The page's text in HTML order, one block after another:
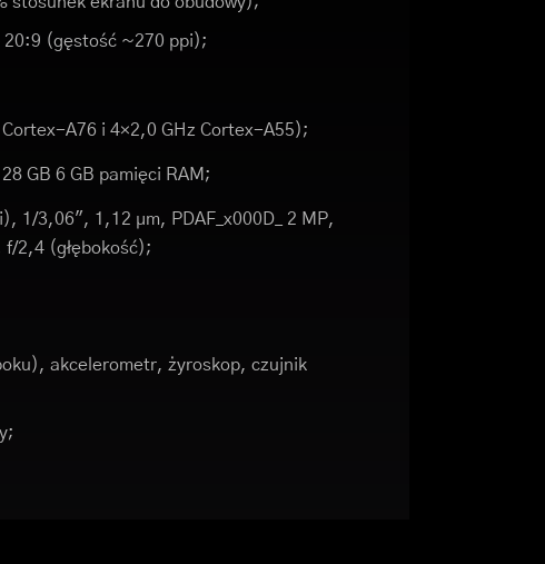
20:9 (gęstość ~270 ppi);
A76 i 4×2,0 GHz Cortex-A55);
GB 6 GB pamięci RAM;
1/3,06", 1,12 µm, PDAF_x000D_ 2 MP,
2,4 (głębokość);
akcelerometr, żyroskop, czujnik